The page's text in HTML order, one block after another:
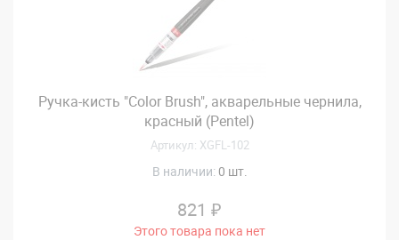
Ручка-кисть "Color Brush", акварельные чернила,
красный (Pentel)
Артикул: XGFL-102
В наличии: 0 шт.
821 ₽
Этого товара пока нет